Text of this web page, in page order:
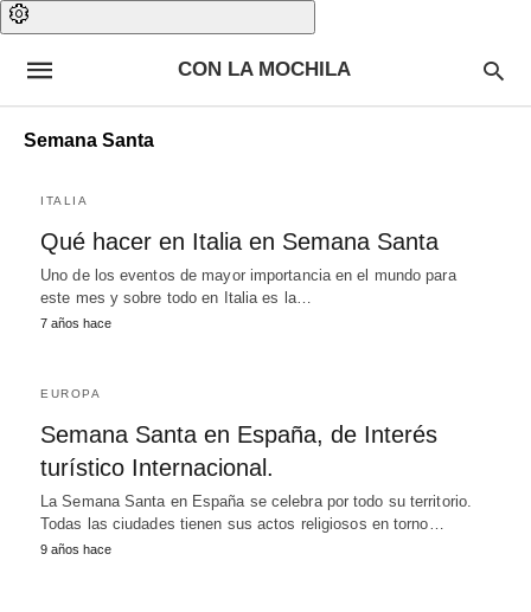
CON LA MOCHILA
Semana Santa
ITALIA
Qué hacer en Italia en Semana Santa
Uno de los eventos de mayor importancia en el mundo para
este mes y sobre todo en Italia es la…
7 años hace
EUROPA
Semana Santa en España, de Interés
turístico Internacional.
La Semana Santa en España se celebra por todo su territorio.
Todas las ciudades tienen sus actos religiosos en torno…
9 años hace